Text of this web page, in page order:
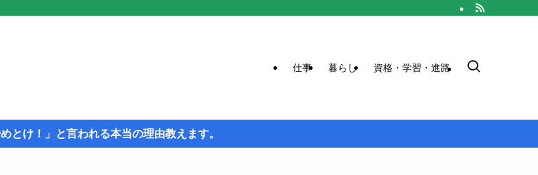
仕事 暮らし 資格・学習・進路
めとけ！」と言われる本当の理由教えます。